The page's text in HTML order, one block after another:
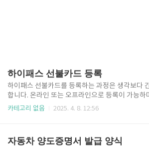
하이패스 선불카드 등록
하이패스 선불카드를 등록하는 과정은 생각보다
합니다. 온라인 또는 오프라인으로 등록이 가능하
드사에 따라 방식이 다를 수 있습니다. 지금부터 하
입니다. 카드사 홈페이지 또는 앱을 통해 간단하게
카테고리 없음 2025. 4. 8. 12:56
자동차 양도증명서 발급 양식